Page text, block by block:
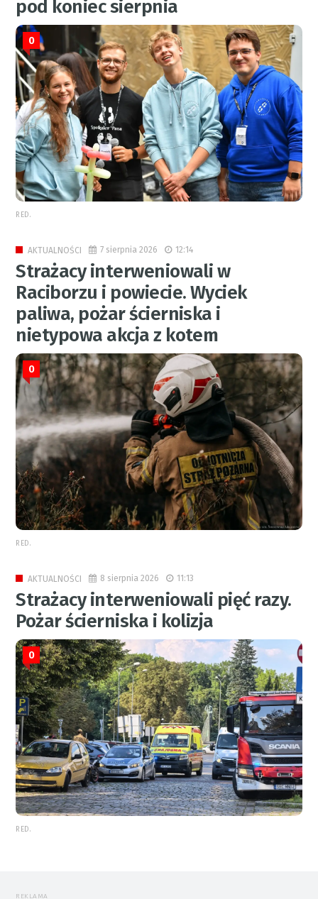
pod koniec sierpnia
0
RED.
AKTUALNOŚCI 7 sierpnia 2026 12:14
Strażacy interweniowali w
Raciborzu i powiecie. Wyciek
paliwa, pożar ścierniska i
nietypowa akcja z kotem
0
RED.
AKTUALNOŚCI 8 sierpnia 2026 11:13
Strażacy interweniowali pięć razy.
Pożar ścierniska i kolizja
0
RED.
REKLAMA